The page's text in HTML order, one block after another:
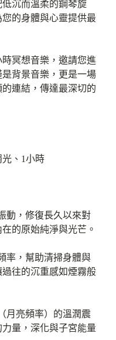
沉而溫柔的鋼琴旋
的身體與心靈提供最
冥想音樂，邀請您進
背景音樂，更是一場
連結，傳達最深切的
、1小時
動，修復長久以來對
的原始純淨與光芒。
率，幫助清掃身體與
往的沉重感如煙霧般
月亮頻率）的溫潤震
量，深化與子宮能量